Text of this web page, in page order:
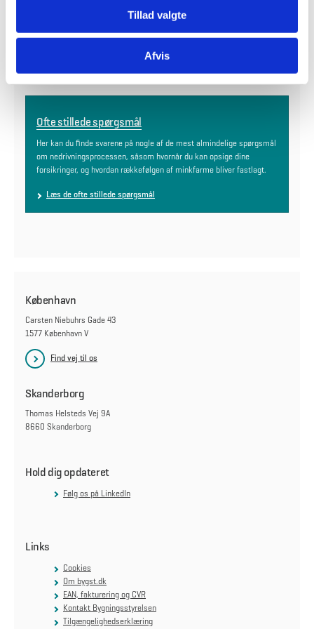
Tillad valgte
Afvis
Ofte stillede spørgsmål
Her kan du finde svarene på nogle af de mest almindelige spørgsmål
om nedrivningsprocessen, såsom hvornår du kan opsige dine
forsikringer, og hvordan rækkefølgen af minkfarme bliver fastlagt.
Læs de ofte stillede spørgsmål
København
Carsten Niebuhrs Gade 43
1577 København V
Find vej til os
Skanderborg
Thomas Helsteds Vej 9A
8660 Skanderborg
Hold dig opdateret
Følg os på LinkedIn
Links
Cookies
Om bygst.dk
EAN, fakturering og CVR
Kontakt Bygningsstyrelsen
Tilgængelighedserklæring